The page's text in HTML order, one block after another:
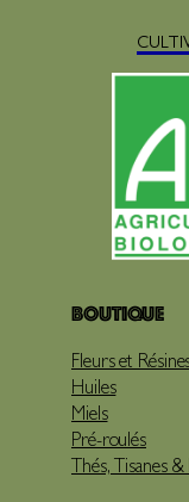
Boutique
Fleurs et
Huiles
Miels
Pré-roulés
Thés, Tisanes